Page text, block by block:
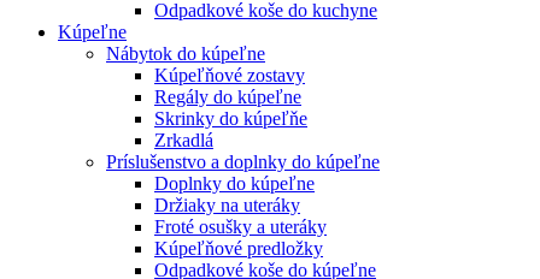
Odpadkové koše do kuchyne
Kúpeľne
Nábytok do kúpeľne
Kúpeľňové zostavy
Regály do kúpeľne
Skrinky do kúpeľňe
Zrkadlá
Príslušenstvo a doplnky do kúpeľne
Doplnky do kúpeľne
Držiaky na uteráky
Froté osušky a uteráky
Kúpeľňové predložky
Odpadkové koše do kúpeľne